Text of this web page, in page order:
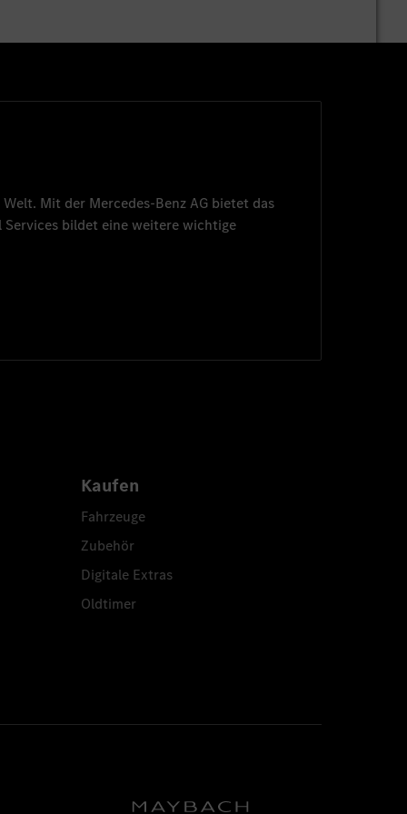
Mit der Mercedes-Benz AG bietet das
Services bildet eine weitere wichtige
Kaufen
Fahrzeuge
Zubehör
Digitale Extras
Oldtimer